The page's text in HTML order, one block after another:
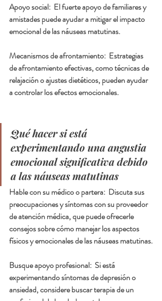
Apoyo social: El fuerte apoyo de familiares y
amistades puede ayudar a mitigar el impacto
emocional de las náuseas matutinas.
Mecanismos de afrontamiento:
  Estrategias
de afrontamiento efectivas, como técnicas de
relajación o ajustes dietéticos, pueden ayudar
a controlar los efectos emocionales.
Qué hacer si está
experimentando una angustia
emocional significativa debido
a las náuseas matutinas
Hable con su médico o partera: Discuta sus
preocupaciones y síntomas con su proveedor
de atención médica, que puede ofrecerle
consejos sobre cómo manejar los aspectos
físicos y emocionales de las náuseas matutinas.
Busque apoyo profesional: Si está
experimentando síntomas de depresión o
ansiedad, considere buscar terapia de un